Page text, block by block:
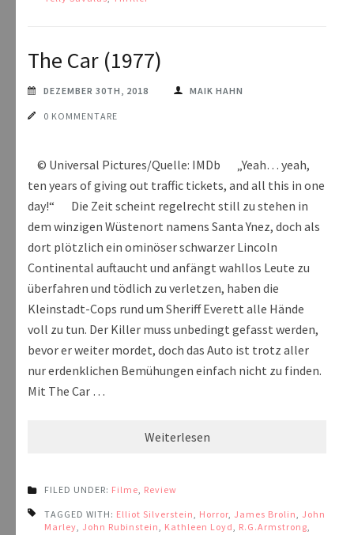
The Car (1977)
DEZEMBER 30TH, 2018 MAIK HAHN
0 KOMMENTARE
© Universal Pictures/Quelle: IMDb „Yeah… yeah,
ten years of giving out traffic tickets, and all this in one
day!“ Die Zeit scheint regelrecht still zu stehen in
dem winzigen Wüstenort namens Santa Ynez, doch als
dort plötzlich ein ominöser schwarzer Lincoln
Continental auftaucht und anfängt wahllos Leute zu
überfahren und tödlich zu verletzen, haben die
Kleinstadt-Cops rund um Sheriff Everett alle Hände
voll zu tun. Der Killer muss unbedingt gefasst werden,
bevor er weiter mordet, doch das Auto ist trotz aller
nur erdenklichen Bemühungen einfach nicht zu finden.
Mit The Car …
Weiterlesen
FILED UNDER: Filme Review
TAGGED WITH: Elliot Silverstein Horror James Brolin
John
Marley John Rubinstein Kathleen Loyd R.G.Armstrong